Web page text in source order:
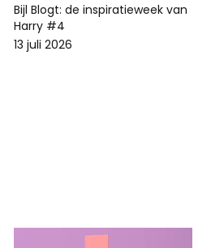
Bijl Blogt: de inspiratieweek van
Harry #4
13 juli 2026